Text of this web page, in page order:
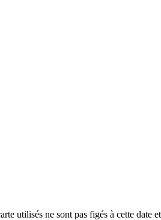
utilisés ne sont pas figés à cette